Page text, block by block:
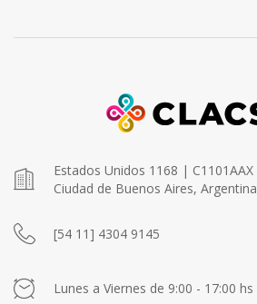
Estados Unidos 1168 | C1101AAX
Ciudad de Buenos Aires, Argentina
[54 11] 4304 9145
Lunes a Viernes de 9:00 - 17:00 hs